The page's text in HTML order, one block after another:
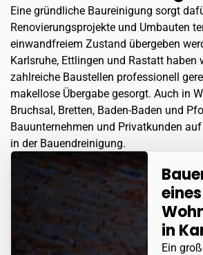
Eine gründliche Baureinigung sorgt
Renovierungsprojekte und Umbauten
einwandfreiem Zustand übergeben
Karlsruhe, Ettlingen und Rastatt haben
zahlreiche Baustellen professionell
makellose Übergabe gesorgt. Auch in
Bruchsal, Bretten, Baden-Baden und
Bauunternehmen und Privatkunden
in der Bauendreinigung.
eines
in
Ein